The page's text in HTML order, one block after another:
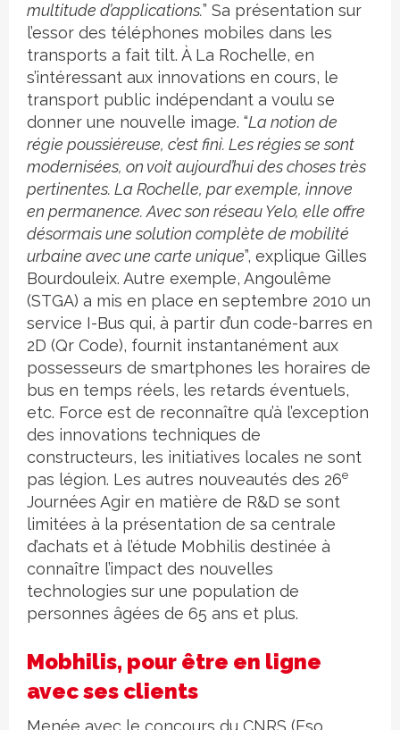
multitude d’applications.” Sa présentation sur
l’essor des téléphones mobiles dans les
transports a fait tilt. À La Rochelle, en
s’intéressant aux innovations en cours, le
transport public indépendant a voulu se
donner une nouvelle image. “La notion de
régie poussiéreuse, c’est fini. Les régies se sont
modernisées, on voit aujourd’hui des choses très
pertinentes. La Rochelle, par exemple, innove
en permanence. Avec son réseau Yelo, elle offre
désormais une solution complète de mobilité
urbaine avec une carte unique”, explique Gilles
Bourdouleix. Autre exemple, Angoulême
(STGA) a mis en place en septembre 2010 un
service I-Bus qui, à partir d’un code-barres en
2D (Qr Code), fournit instantanément aux
possesseurs de smartphones les horaires de
bus en temps réels, les retards éventuels,
etc. Force est de reconnaître qu’à l’exception
des innovations techniques de
constructeurs, les initiatives locales ne sont
pas légion. Les autres nouveautés des 26e
Journées Agir en matière de R&D se sont
limitées à la présentation de sa centrale
d’achats et à l’étude Mobhilis destinée à
connaître l’impact des nouvelles
technologies sur une population de
personnes âgées de 65 ans et plus.
Mobhilis, pour être en ligne
avec ses clients
Menée avec le concours du CNRS (Eso